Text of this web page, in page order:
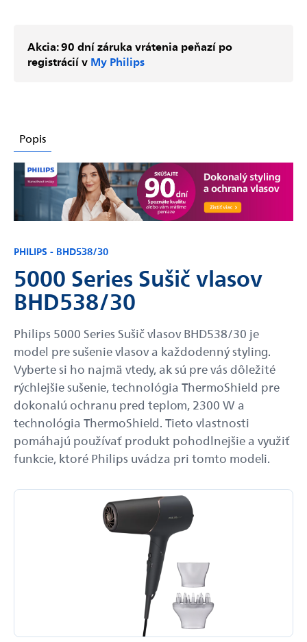
Akcia: 90 dní záruka vrátenia peňazí po
registrácií v My Philips
Popis
PHILIPS - BHD538/30
5000 Series Sušič vlasov
BHD538/30
Philips 5000 Series Sušič vlasov BHD538/30 je
model pre sušenie vlasov a každodenný styling.
Vyberte si ho najmä vtedy, ak sú pre vás dôležité
rýchlejšie sušenie, technológia ThermoShield pre
dokonalú ochranu pred teplom, 2300 W a
technológia ThermoShield. Tieto vlastnosti
pomáhajú používať produkt pohodlnejšie a využiť
funkcie, ktoré Philips uvádza pri tomto modeli.